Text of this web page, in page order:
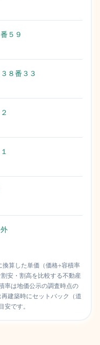
５９
８番３３
算した単価（価格÷容積率
安・割高を比較する不動産
率は地価公示の調査時点の
建築時にセットバック（道
です。